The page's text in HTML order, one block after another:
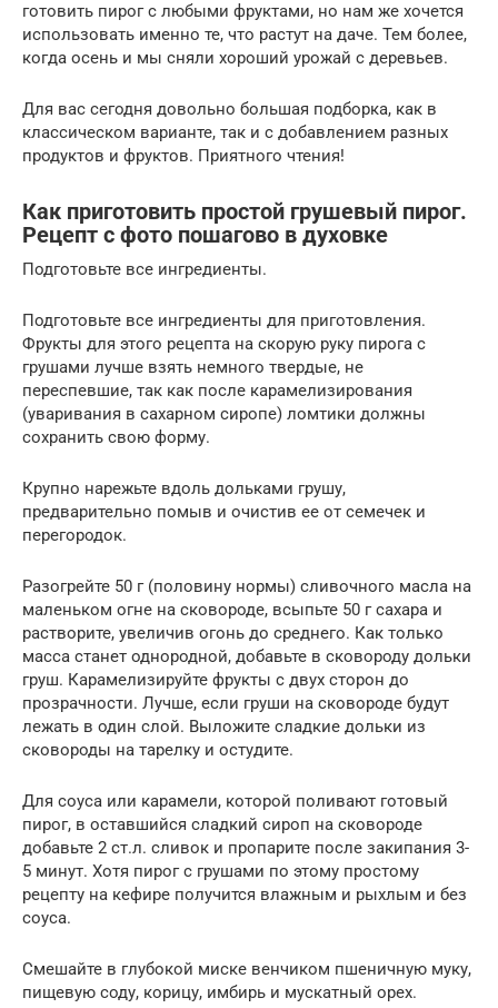
готовить пирог с любыми фруктами, но нам же хочется
использовать именно те, что растут на даче. Тем более,
когда осень и мы сняли хороший урожай с деревьев.
Для вас сегодня довольно большая подборка, как в
классическом варианте, так и с добавлением разных
продуктов и фруктов. Приятного чтения!
Как приготовить простой грушевый пирог.
Рецепт с фото пошагово в духовке
Подготовьте все ингредиенты.
Подготовьте все ингредиенты для приготовления.
Фрукты для этого рецепта на скорую руку пирога с
грушами лучше взять немного твердые, не
переспевшие, так как после карамелизирования
(уваривания в сахарном сиропе) ломтики должны
сохранить свою форму.
Крупно нарежьте вдоль дольками грушу,
предварительно помыв и очистив ее от семечек и
перегородок.
Разогрейте 50 г (половину нормы) сливочного масла на
маленьком огне на сковороде, всыпьте 50 г сахара и
растворите, увеличив огонь до среднего. Как только
масса станет однородной, добавьте в сковороду дольки
груш. Карамелизируйте фрукты с двух сторон до
прозрачности. Лучше, если груши на сковороде будут
лежать в один слой. Выложите сладкие дольки из
сковороды на тарелку и остудите.
Для соуса или карамели, которой поливают готовый
пирог, в оставшийся сладкий сироп на сковороде
добавьте 2 ст.л. сливок и пропарите после закипания 3-
5 минут. Хотя пирог с грушами по этому простому
рецепту на кефире получится влажным и рыхлым и без
соуса.
Смешайте в глубокой миске венчиком пшеничную муку,
пищевую соду, корицу, имбирь и мускатный орех.